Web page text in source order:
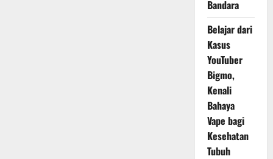
Bandara
Belajar dari
Kasus
YouTuber
Bigmo,
Kenali
Bahaya
Vape bagi
Kesehatan
Tubuh